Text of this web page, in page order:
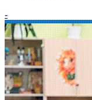
-